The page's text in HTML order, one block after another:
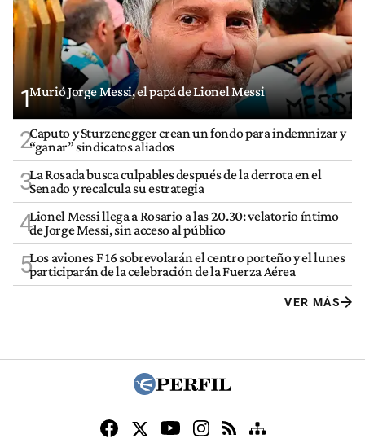
1Murió Jorge Messi, el papá de Lionel Messi
2Caputo y Sturzenegger crean un fondo para indemnizar y
“ganar” sindicatos aliados
3La Rosada busca culpables después de la derrota en el
Senado y recalcula su estrategia
4Lionel Messi llega a Rosario a las 20.30: velatorio íntimo
de Jorge Messi, sin acceso al público
5Los aviones F 16 sobrevolarán el centro porteño y el lunes
participarán de la celebración de la Fuerza Aérea
VER MÁS